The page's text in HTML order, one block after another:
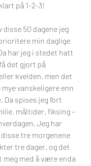
på 1-2-3!
disse 50 dagene jeg
min daglige
har jeg i stedet hatt
det gjort på
kvelden, men det
vanskeligere enn
Da spises jeg fort
måltider, fiksing –
Jeg har
tre morgenene
tre dager, og det
meg med å være enda